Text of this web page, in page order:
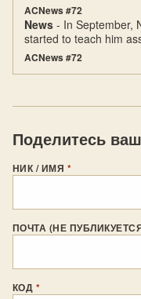
ACNews #72
News - In September,
started to teach him
ACNews #72
Поделитесь
НИК / ИМЯ *
ПОЧТА (НЕ
КОД *